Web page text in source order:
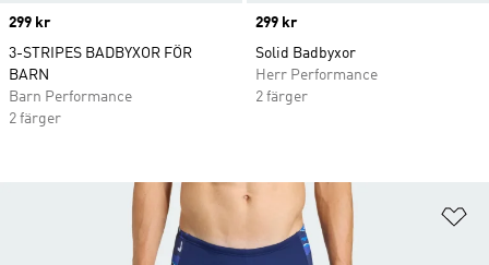
Price
299 kr
3-STRIPES BADBYXOR FÖR
BARN
Barn Performance
2 färger
Price
299 kr
Solid Badbyxor
Herr Performance
2 färger